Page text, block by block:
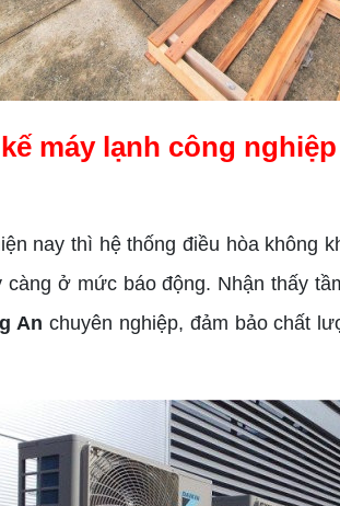
máy lạnh công
nay thì hệ thống điều hòa không
ở mức báo động. Nhận thấy
An chuyên nghiệp, đảm bảo chất